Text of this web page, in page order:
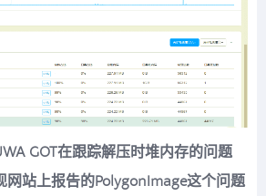
GOT在跟踪解压时堆内存的问题
网站上报告的PolygonImage这个问题